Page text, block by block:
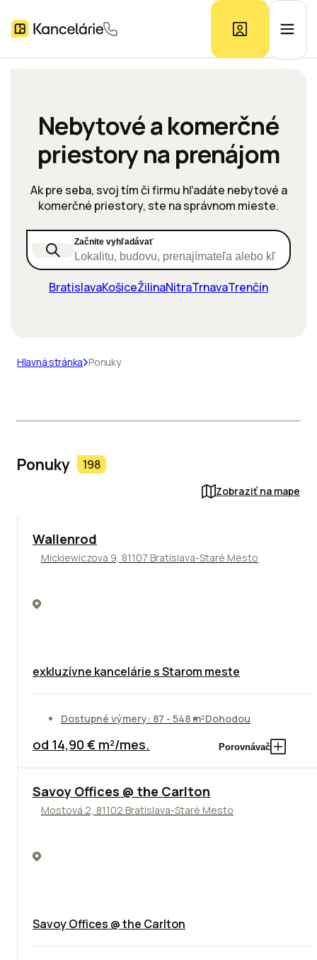
Prieskum trhu
Kontakt
Inzerát
Nebytové a komerčné
priestory na prenájom
Ak pre seba, svoj tím či firmu hľadáte nebytové a
komerčné priestory, ste na správnom mieste.
Začnite vyhľadávať
Lokalitu, budovu, prenajímateľa alebo kľúčové
BratislavaKošiceŽilinaNitraTrnavaTrenčín
Hlavná stránka Ponuky
Ponuky 198
Zobraziť na mape
Wallenrod
Mickiewiczova 9, 81107 Bratislava-Staré Mesto
exkluzívne kancelárie s Starom meste
Dostupné výmery: 87 - 548 m²Dohodou
od 14,90 € m²/mes. Porovnávač
TOP
Savoy Offices @ the Carlton
Mostová 2, 81102 Bratislava-Staré Mesto
Savoy Offices @ the Carlton